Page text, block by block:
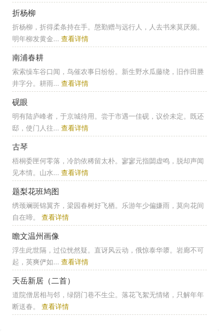
折杨柳
折杨柳，折得柔条持在手。慇勤赠与远行人，人去书来莫厌频。
明年柳发黄金... 查看详情
南浦春耕
索索缲车谷口闻，鸟催农事日纷纷。新生野水瓜藤绕，旧作田塍
井字分。耕雨... 查看详情
砚眼
明有陆庐峰者，于京城待用。尝于市遇一佳砚，议价未定。既还
邸，使门人往... 查看详情
古琴
梧桐委匣何零落，冷韵依稀留太朴。寥寥元指閟虚鸣，脱却声闻
见本情。山水... 查看详情
题梨花班鸠图
绣颈斓斑锦翼齐，梁园春树好飞栖。乐游年少偏嫌雨，莫向花间
自在啼。 查看详情
瞻文温州画像
浮生此世隔，过位恍然疑。直讶风云动，俄惊泰华隳。岩廊不可
起，英爽俨如... 查看详情
天岳新居（二首）
道院僧居相与邻，绿阴门巷不生尘。落花飞絮无情绪，只解年年
断送春。 查看详情